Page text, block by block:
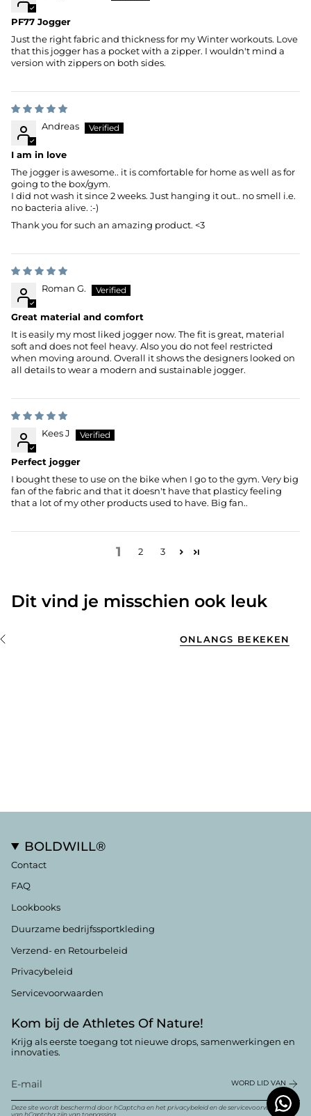
PF77 Jogger
Just the right fabric and thickness for my Winter workouts. Love
that this jogger has a pocket with a zipper. I wouldn't mind a
version with zippers on both sides.
Andreas
I am in love
The jogger is awesome.. it is comfortable for home as well as for
going to the box/gym.
I did not wash it since 2 weeks. Just hanging it out.. no smell i.e.
no bacteria alive. :-)
Thank you for such an amazing product. <3
Roman G.
Great material and comfort
It is easily my most liked jogger now. The fit is great, material
soft and does not feel heavy. Also you do not feel restricted
when moving around. Overall it shows the designers looked on
all details to wear a modern and sustainable jogger.
Kees J
Perfect jogger
I bought these to use on the bike when I go to the gym. Very big
fan of the fabric and that it doesn't have that plasticy feeling
that a lot of my other products used to have. Big fan..
1 2 3
Dit vind je misschien ook leuk
ONLANGS BEKEKEN
BOLDWILL®
Contact
FAQ
Lookbooks
Duurzame bedrijfssportkleding
Verzend- en Retourbeleid
Privacybeleid
Servicevoorwaarden
Kom bij de Athletes Of Nature!
Krijg als eerste toegang tot nieuwe drops, samenwerkingen en
innovaties.
WORD LID VAN
Deze site wordt beschermd door hCaptcha en hetprivacybeleidende servicevoorwaarden
van hCaptcha zijn van toepassing.